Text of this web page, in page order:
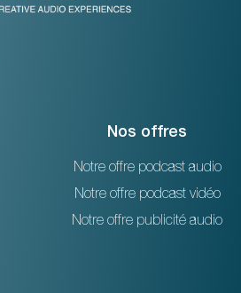
Nos offres
Notre offre podcast audio
Notre offre podcast vidéo
Notre offre publicité audio